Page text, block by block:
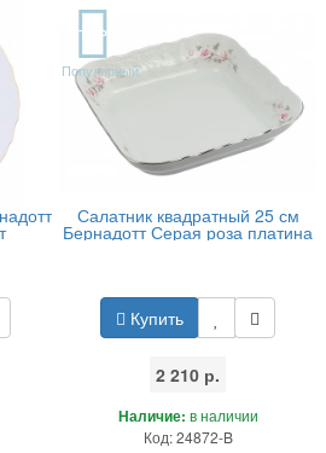
TOP
Популярный
Салатник квадратный 25 см
Бернадотт Серая роза платина
Купить
2 210 р.
Наличие: в наличии
Код: 24872-B